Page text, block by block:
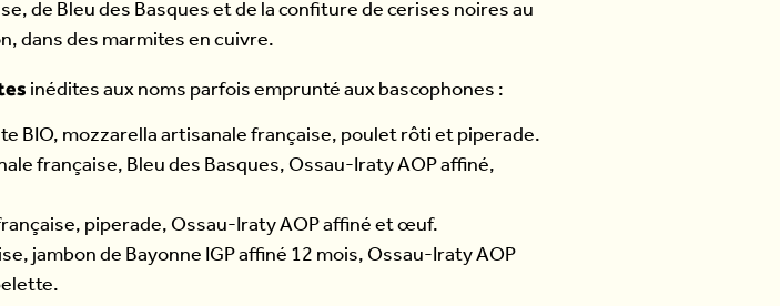
de Bleu des Basques et de la confiture de cerises noires au
dans des marmites en cuivre.
inédites aux noms parfois emprunté aux bascophones :
BIO, mozzarella artisanale française, poulet rôti et piperade.
française, Bleu des Basques, Ossau-Iraty AOP affiné,
piperade, Ossau-Iraty AOP affiné et œuf.
jambon de Bayonne IGP affiné 12 mois, Ossau-Iraty AOP